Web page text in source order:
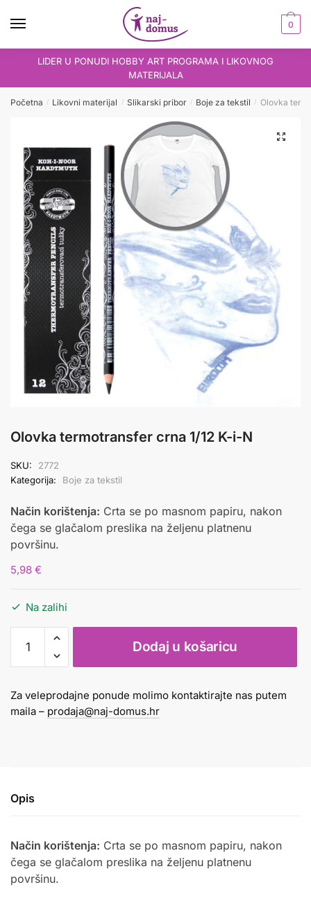
0
LIDER U PONUDI HOBBY ART PROGRAMA I LIKOVNOG
MATERIJALA
Početna / Likovni materijal / Slikarski pribor / Boje za tekstil / Olovka
Olovka termotransfer crna 1/12 K-i-N
SKU:
2772
Kategorija:
Boje za tekstil
Način korištenja: Crta se po masnom papiru, nakon
čega se glačalom preslika na željenu platnenu
površinu.
5,98 €
Na zalihi
termotransfer
crna
K-
i-
Dodaj u košaricu
Za veleprodajne ponude molimo kontaktirajte nas putem
maila – prodaja@naj-domus.hr
Opis
Način korištenja: Crta se po masnom papiru, nakon
čega se glačalom preslika na željenu platnenu
površinu.